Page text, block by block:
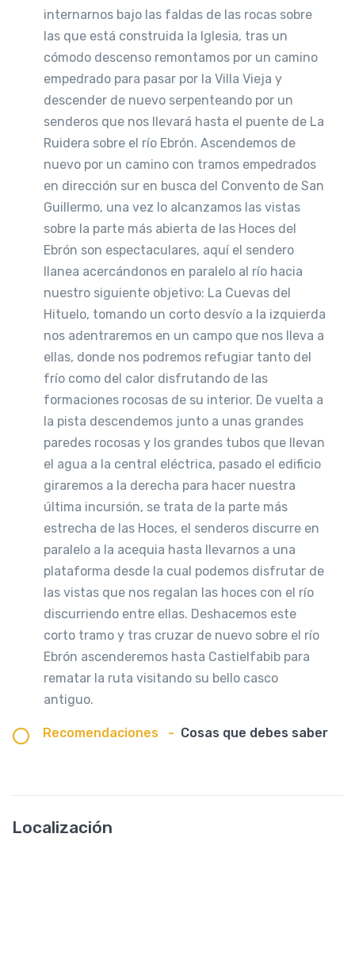
internarnos bajo las faldas de las rocas sobre
las que está construida la Iglesia, tras un
cómodo descenso remontamos por un camino
empedrado para pasar por la Villa Vieja y
descender de nuevo serpenteando por un
senderos que nos llevará hasta el puente de La
Ruidera sobre el río Ebrón. Ascendemos de
nuevo por un camino con tramos empedrados
en dirección sur en busca del Convento de San
Guillermo, una vez lo alcanzamos las vistas
sobre la parte más abierta de las Hoces del
Ebrón son espectaculares, aquí el sendero
llanea acercándonos en paralelo al río hacia
nuestro siguiente objetivo: La Cuevas del
Hituelo, tomando un corto desvío a la izquierda
nos adentraremos en un campo que nos lleva a
ellas, donde nos podremos refugiar tanto del
frío como del calor disfrutando de las
formaciones rocosas de su interior. De vuelta a
la pista descendemos junto a unas grandes
paredes rocosas y los grandes tubos que llevan
el agua a la central eléctrica, pasado el edificio
giraremos a la derecha para hacer nuestra
última incursión, se trata de la parte más
estrecha de las Hoces, el senderos discurre en
paralelo a la acequia hasta llevarnos a una
plataforma desde la cual podemos disfrutar de
las vistas que nos regalan las hoces con el río
discurriendo entre ellas. Deshacemos este
corto tramo y tras cruzar de nuevo sobre el río
Ebrón ascenderemos hasta Castielfabib para
rematar la ruta visitando su bello casco
antiguo.
Recomendaciones - Cosas que debes saber
Localización